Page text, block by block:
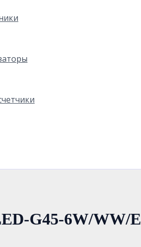
G45-6W/WW/